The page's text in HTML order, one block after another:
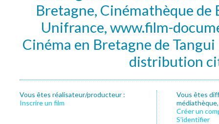
Bretagne, Cinémathèque de
Unifrance, www.film-
Cinéma en Bretagne de
distribution
Vous êtes réalisateur/producteur :
Inscrire un film
Vous êtes
Créer un
S’identifier